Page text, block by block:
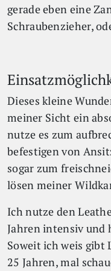
gerade eben eine
Schraubenzieher,
Dieses kleine
meiner Sicht ein
nutze es zum
befestigen von
sogar zum
lösen meiner
Ich nutze den
Jahren intensiv und
Soweit ich weis gibt
25 Jahren, mal